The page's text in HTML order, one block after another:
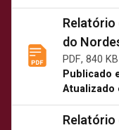
do
PDF, 840 KB
Publicado
Atualizado
Relatório